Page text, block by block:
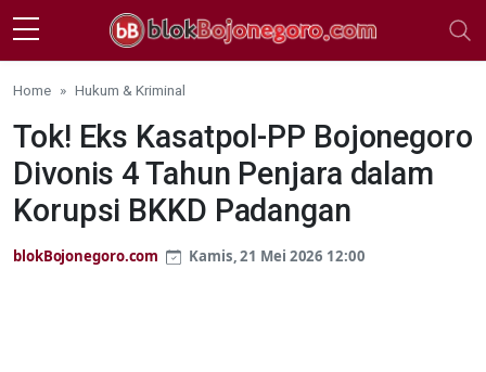
Skip to main content
Home Hukum & Kriminal
Tok! Eks Kasatpol-PP Bojonegoro
Divonis 4 Tahun Penjara dalam
Korupsi BKKD Padangan
blokBojonegoro.com Kamis, 21 Mei 2026 12:00